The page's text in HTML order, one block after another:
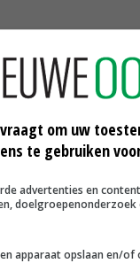
erkende de
de effecten
leveren ook
doorgaan
de advocaat
om uw
te gebruiken
advertenties en
doelgroepenonderzoek
apparaat opslaan en/of